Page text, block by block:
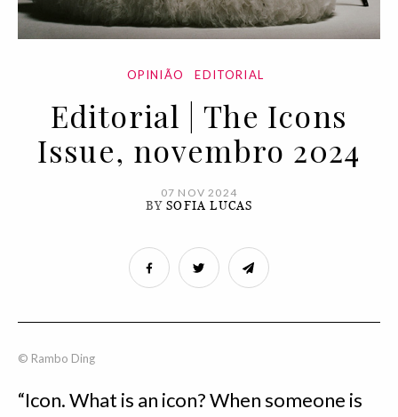
OPINIÃO EDITORIAL
Editorial | The Icons
Issue, novembro 2024
07 NOV 2024
BYSOFIA LUCAS
© Rambo Ding
“Icon. What is an icon? When someone is